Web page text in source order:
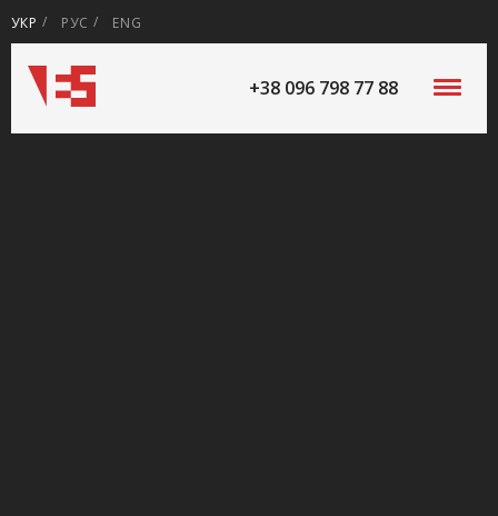
УКР РУС ENG
+38 096 798 77 88